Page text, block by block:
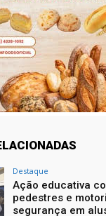
Destaque
Ação educativa
pedestres e
segurança em